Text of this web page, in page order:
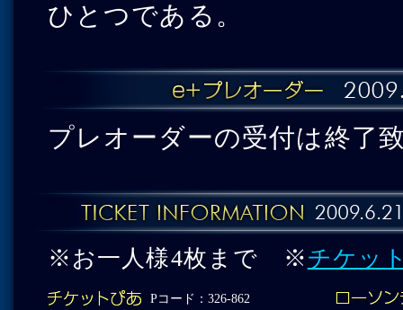
ひとつである。
プレオーダーの受付は終了
※お一人様4枚まで ※チケッ
Pコード：326-862